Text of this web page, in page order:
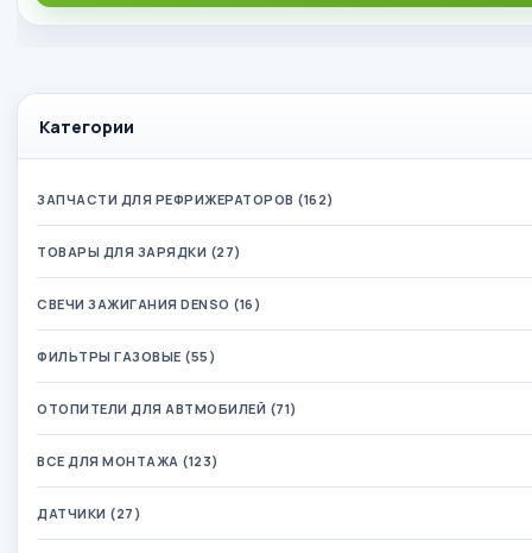
Категории
ЗАПЧАСТИ ДЛЯ РЕФРИЖЕРАТОРОВ (162)
ТОВАРЫ ДЛЯ ЗАРЯДКИ (27)
СВЕЧИ ЗАЖИГАНИЯ DENSO (16)
ФИЛЬТРЫ ГАЗОВЫЕ (55)
ОТОПИТЕЛИ ДЛЯ АВТМОБИЛЕЙ (71)
ВСЕ ДЛЯ МОНТАЖА (123)
ДАТЧИКИ (27)